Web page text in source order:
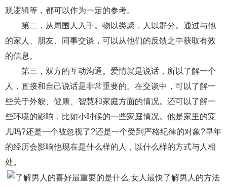
挽回老公 产检 家庭暴力
经营婚姻 婚姻修复 孕早期 感情挽回
产妇食谱 同性恋 交往 搭讪 光棍节
交流沟通 约会 情感语录 情商 两性健康
其他
观逻辑等，都可以作为一定的参考。
第二，从周围人入手。物以类聚，人以群分。通过与他
的家人、朋友、同事交谈，可以从他们的反馈之中获取有效
的信息。
第三，双方的互动沟通。爱情就是说话，所以了解一个
人，直接和自己说话是非常重要的。在交谈中，可以了解一
些关于外貌、健康、智慧和家庭方面的情况。还可以了解一
些环境的影响，比如小时候的一些家庭情况。他是家里的宠
儿吗?还是一个被忽视了?还是一个受到严格纪律的对象?早年
的经历会影响他现在是什么样的人，以什么样的方式与人相
处。